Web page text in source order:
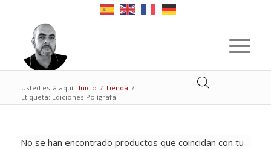
Usted está aquí: Inicio / Tienda /
Etiqueta: Ediciones Polígrafa
No se han encontrado productos que coincidan con tu